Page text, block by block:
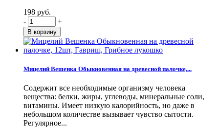
198 руб.
-
+
Мицелий Вешенка Обыкновенная на древесной палочке,...
Содержит все необходимые организму человека
вещества: белки, жиры, углеводы, минеральные соли,
витамины. Имеет низкую калорийность, но даже в
небольшом количестве вызывает чувство сытости.
Регулярное...